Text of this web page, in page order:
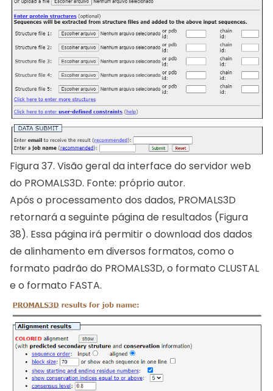
Figura 37. Visão geral da interface do servidor web
do PROMALS3D. Fonte: próprio autor.
Após o processamento dos dados, PROMALS3D
retornará a seguinte página de resultados (Figura
38). Essa página irá permitir o download dos dados
de alinhamento em diversos formatos, como o
formato padrão do PROMALS3D, o formato CLUSTAL
e o formato FASTA.